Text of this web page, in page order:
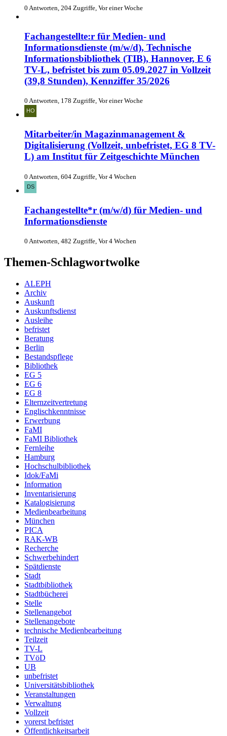
0 Antworten, 204 Zugriffe, Vor einer Woche
Fachangestellte:r für Medien- und
Informationsdienste (m/w/d), Technische
Informationsbibliothek (TIB), Hannover, E 6
TV-L, befristet bis zum 05.09.2027 in Vollzeit
(39,8 Stunden), Kennziffer 35/2026
0 Antworten, 178 Zugriffe, Vor einer Woche
Mitarbeiter/in Magazinmanagement &
Digitalisierung (Vollzeit, unbefristet, EG 8 TV-
L) am Institut für Zeitgeschichte München
0 Antworten, 604 Zugriffe, Vor 4 Wochen
Fachangestellte*r (m/w/d) für Medien- und
Informationsdienste
0 Antworten, 482 Zugriffe, Vor 4 Wochen
Themen-Schlagwortwolke
ALEPH
Archiv
Auskunft
Auskunftsdienst
Ausleihe
befristet
Beratung
Berlin
Bestandspflege
Bibliothek
EG 5
EG 6
EG 8
Elternzeitvertretung
Englischkenntnisse
Erwerbung
FaMI
FaMI Bibliothek
Fernleihe
Hamburg
Hochschulbibliothek
Idok/FaMi
Information
Inventarisierung
Katalogisierung
Medienbearbeitung
München
PICA
RAK-WB
Recherche
Schwerbehindert
Spätdienste
Stadt
Stadtbibliothek
Stadtbücherei
Stelle
Stellenangebot
Stellenangebote
technische Medienbearbeitung
Teilzeit
TV-L
TVöD
UB
unbefristet
Universitätsbibliothek
Veranstaltungen
Verwaltung
Vollzeit
vorerst befristet
Öffentlichkeitsarbeit